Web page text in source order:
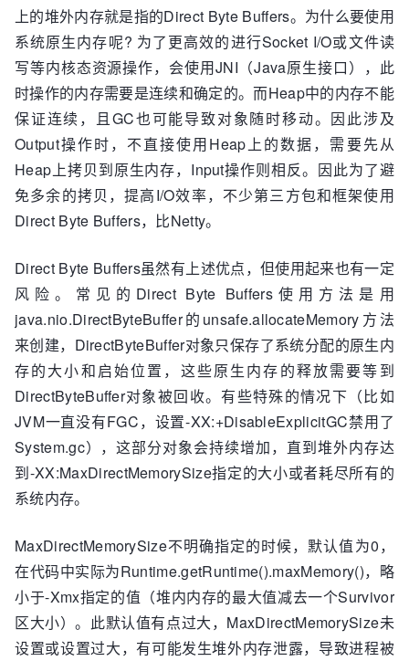
上的堆外内存就是指的Direct Byte Buffers。为什么要使用
系统原生内存呢? 为了更高效的进行Socket I/O或文件读
写等内核态资源操作，会使用JNI（Java原生接口），此
时操作的内存需要是连续和确定的。而Heap中的内存不能
保证连续，且GC也可能导致对象随时移动。因此涉及
Output操作时，不直接使用Heap上的数据，需要先从
Heap上拷贝到原生内存，Input操作则相反。因此为了避
免多余的拷贝，提高I/O效率，不少第三方包和框架使用
Direct Byte Buffers，比Netty。
Direct Byte Buffers虽然有上述优点，但使用起来也有一定
风险。常见的Direct Byte Buffers使用方法是用
java.nio.DirectByteBuffer的unsafe.allocateMemory方法
来创建，DirectByteBuffer对象只保存了系统分配的原生内
存的大小和启始位置，这些原生内存的释放需要等到
DirectByteBuffer对象被回收。有些特殊的情况下（比如
JVM一直没有FGC，设置-XX:+DisableExplicitGC禁用了
System.gc），这部分对象会持续增加，直到堆外内存达
到-XX:MaxDirectMemorySize指定的大小或者耗尽所有的
系统内存。
MaxDirectMemorySize不明确指定的时候，默认值为0，
在代码中实际为Runtime.getRuntime().maxMemory()，略
小于-Xmx指定的值（堆内内存的最大值减去一个Survivor
区大小）。此默认值有点过大，MaxDirectMemorySize未
设置或设置过大，有可能发生堆外内存泄露，导致进程被